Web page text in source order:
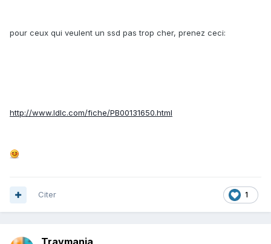
pour ceux qui veulent un ssd pas trop cher, prenez ceci:
http://www.ldlc.com/fiche/PB00131650.html
1
Citer